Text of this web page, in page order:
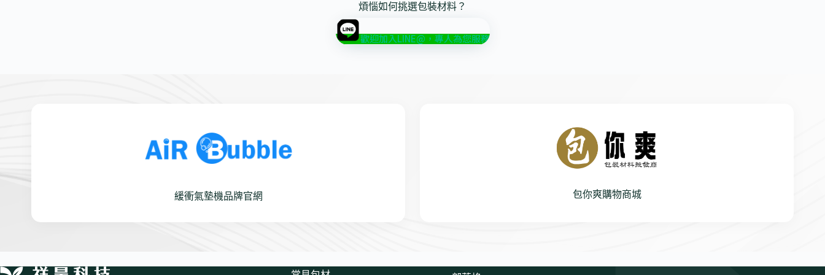
煩惱如何挑選包裝材料？
歡迎加入LINE@，專人為您服務
緩衝氣墊機品牌官網 包你爽購物商城